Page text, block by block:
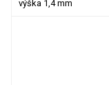
výška 1,4 mm